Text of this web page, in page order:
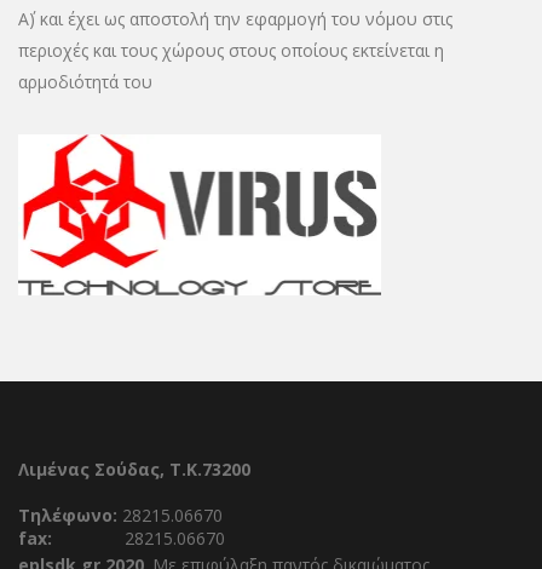
Α΄) και έχει ως αποστολή την εφαρμογή του νόμου στις
περιοχές και τους χώρους στους οποίους εκτείνεται η
αρμοδιότητά του
Λιμένας Σούδας, Τ.Κ.73200
Τηλέφωνο: 28215.06670
fax:
28215.06670